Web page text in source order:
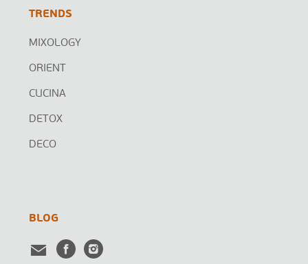
TRENDS
MIXOLOGY
ORIENT
CUCINA
DETOX
DECO
BLOG